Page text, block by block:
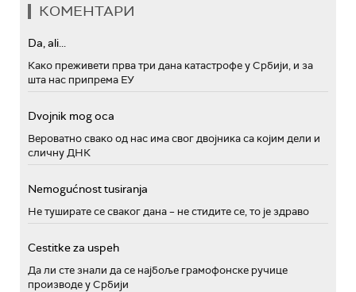
КОМЕНТАРИ
Da, ali...
Како преживети прва три дана катастрофе у Србији, и за
шта нас припрема ЕУ
Dvojnik mog oca
Вероватно свако од нас има свог двојника са којим дели и
сличну ДНК
Nemogućnost tusiranja
Не туширате се сваког дана – не стидите се, то је здраво
Cestitke za uspeh
Да ли сте знали да се најбоље грамофонске ручице
производе у Србији